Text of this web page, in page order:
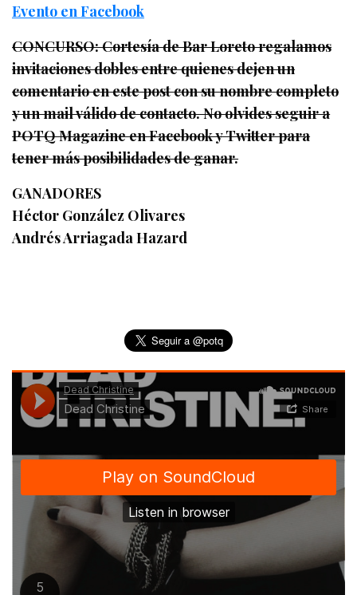
Evento en Facebook
CONCURSO: Cortesía de Bar Loreto regalamos
invitaciones dobles entre quienes dejen un
comentario en este post con su nombre completo
y un mail válido de contacto. No olvides seguir a
POTQ Magazine en Facebook y Twitter para
tener más posibilidades de ganar.
GANADORES
Héctor González Olivares
Andrés Arriagada Hazard